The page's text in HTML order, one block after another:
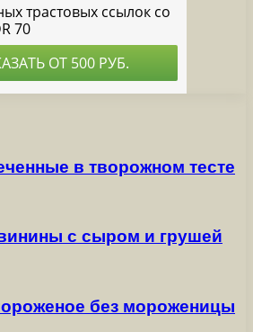
в творожном тесте
с сыром и грушей
без мороженицы